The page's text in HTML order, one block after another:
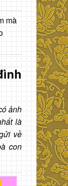
mà
ảnh
là
về
con